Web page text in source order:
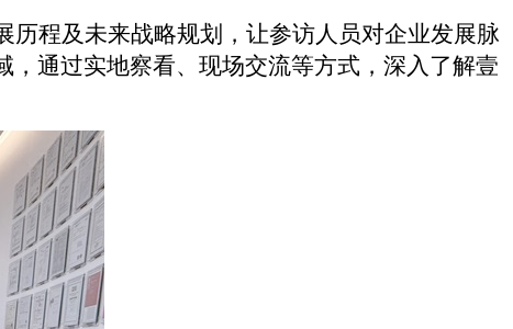
程及未来战略规划，让参访人员对企业发展脉
，通过实地察看、现场交流等方式，深入了解壹